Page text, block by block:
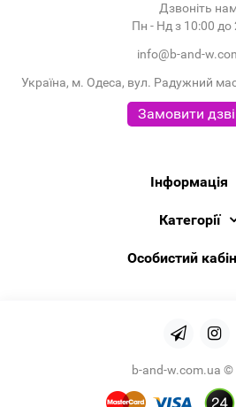
Дзвоніть
Пн - Нд з 10:00 до
info@b-and-
Україна, м. Одеса, вул. Радужний
Замовити
Інформація
Категорії
Особистий
b-and-w.com.ua ©